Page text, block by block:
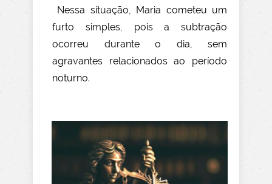
Nessa situação, Maria cometeu um
furto simples, pois a subtração
ocorreu durante o dia, sem
agravantes relacionados ao período
noturno.